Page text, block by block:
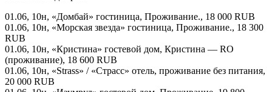
01.06, 10н, «Домбай» гостиница, Проживание., 18 000 RUB
01.06, 10н, «Морская звезда» гостиница, Проживание., 18 300
RUB
01.06, 10н, «Кристина» гостевой дом, Кристина — RO
(проживание), 18 600 RUB
01.06, 10н, «Strass» / «Страсс» отель, проживание без питания,
20 000 RUB